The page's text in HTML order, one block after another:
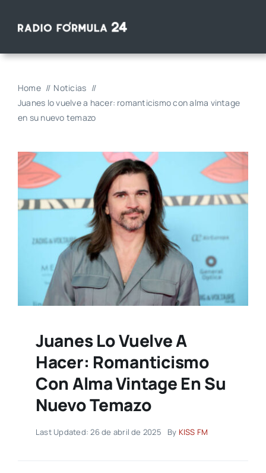
Home
Noticias
Juanes lo vuelve a hacer: romanticismo con alma vintage
en su nuevo temazo
Juanes Lo Vuelve A
Hacer: Romanticismo
Con Alma Vintage En Su
Nuevo Temazo
Last Updated: 26 de abril de 2025 By KISS FM